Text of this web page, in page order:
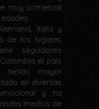
muy comercial
Italia y
de los lugares
seguidores
el país
tenido mayor
en diversas
y ha
medios de